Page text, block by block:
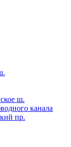
ш.
канала
пр.